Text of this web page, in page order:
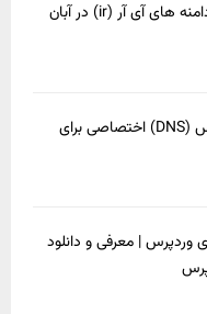
افزایش قیمت و تعرفه دامنه های آی آر (ir) در آبان
آموزش تنظیم دی ان اس (DNS) اختصاصی برای
وردپرس | معرفی و دانلود